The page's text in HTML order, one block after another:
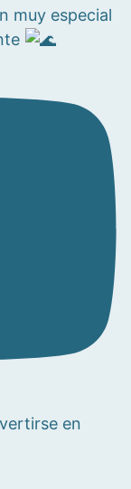
muy especial
en